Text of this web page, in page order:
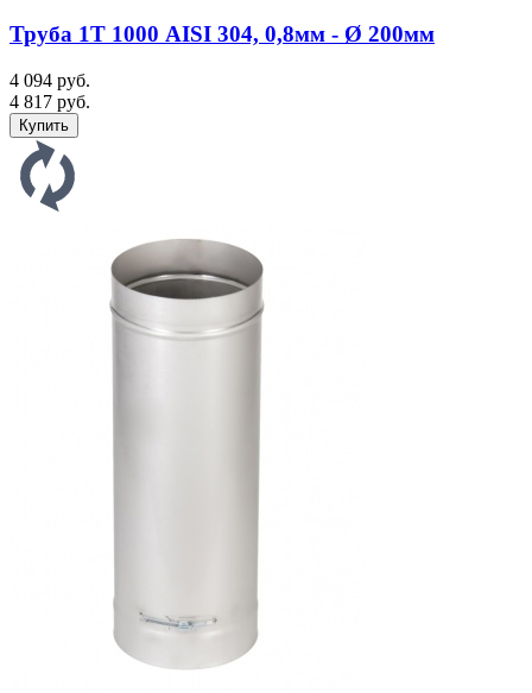
Труба 1Т 1000 AISI 304, 0,8мм - Ø 200мм
4 094 руб.
4 817 руб.